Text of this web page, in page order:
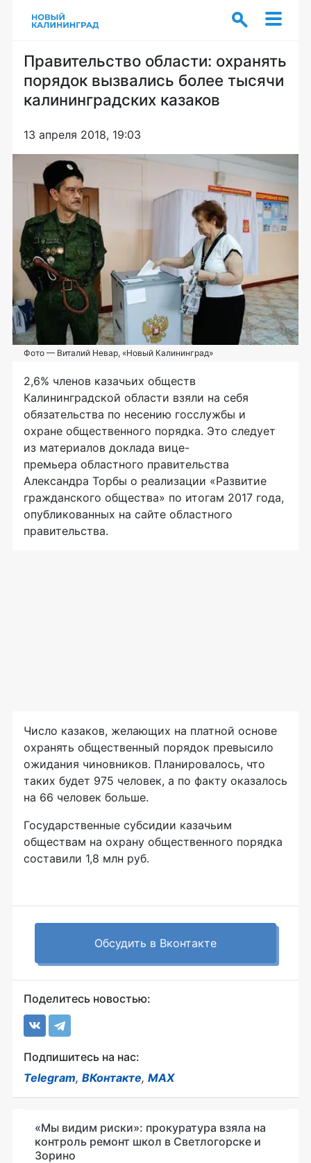
Правительство области: охранять
порядок вызвались более тысячи
калининградских казаков
13 апреля 2018, 19:03
Фото — Виталий Невар, «Новый Калининград»
2,6% членов казачьих обществ
Калининградской области взяли на себя
обязательства по несению госслужбы и
охране общественного порядка. Это следует
из материалов доклада вице-
премьера областного правительства
Александра Торбы о реализации «Развитие
гражданского общества» по итогам 2017 года,
опубликованных на сайте областного
правительства.
Число казаков, желающих на платной основе
охранять общественный порядок превысило
ожидания чиновников. Планировалось, что
таких будет 975 человек, а по факту оказалось
на 66 человек больше.
Государственные субсидии казачьим
обществам на охрану общественного порядка
составили 1,8 млн руб.
Обсудить в Вконтакте
Поделитесь новостью:
Подпишитесь на нас:
Telegram, ВКонтакте, MAX
«Мы видим риски»: прокуратура взяла на
контроль ремонт школ в Светлогорске и
Зорино